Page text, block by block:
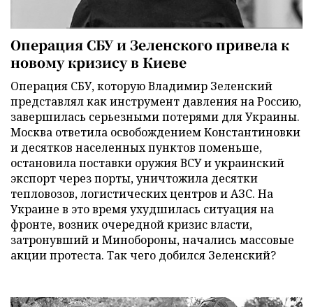
Операция СБУ и Зеленского привела к
новому кризису в Киеве
Операция СБУ, которую Владимир Зеленский
представлял как инструмент давления на Россию,
завершилась серьезными потерями для Украины.
Москва ответила освобождением Константиновки
и десятков населенных пунктов поменьше,
остановила поставки оружия ВСУ и украинский
экспорт через порты, уничтожила десятки
тепловозов, логистических центров и АЗС. На
Украине в это время ухудшилась ситуация на
фронте, возник очередной кризис власти,
затронувший и Минобороны, начались массовые
акции протеста. Так чего добился Зеленский?